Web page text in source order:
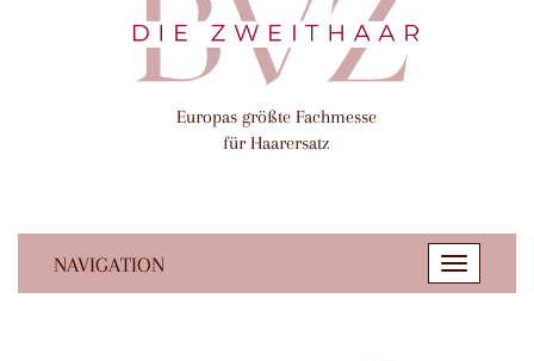
Europas größte Fachmesse
für Haarersatz
NAVIGATION
Toggle